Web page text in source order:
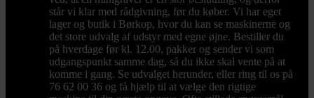
står vi klar med rådgivning, før du køber. Vi har eget
lager og butik i Børkop, hvor du kan se maskinerne og
det store udvalg af udstyr med egne øjne. Bestiller du
på hverdage før kl. 12.00, pakker og sender vi som
udgangspunkt samme dag, så du ikke skal vente på at
komme i gang. Se udvalget herunder, eller ring til os på
76 62 00 36 og få hjælp til at vælge den rigtige